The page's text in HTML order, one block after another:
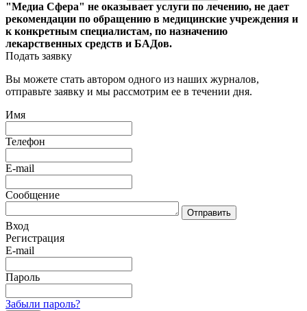
"Медиа Сфера" не оказывает услуги по лечению, не дает
рекомендации по обращению в медицинские учреждения и
к конкретным специалистам, по назначению
лекарственных средств и БАДов.
Подать заявку
Вы можете стать автором одного из наших журналов,
отправьте заявку и мы рассмотрим ее в течении дня.
Имя
Телефон
E-mail
Сообщение
Отправить
Вход
Регистрация
E-mail
Пароль
Забыли пароль?